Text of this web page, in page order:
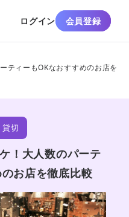
ログイン 会員登録
ティーもOKなおすすめのお店を
貸切
！大人数のパーテ
お店を徹底比較